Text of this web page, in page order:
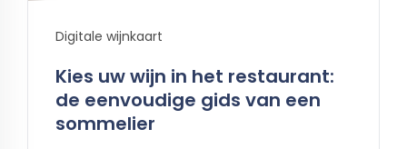
Digitale wijnkaart
Kies uw wijn in het restaurant:
de eenvoudige gids van een
sommelier